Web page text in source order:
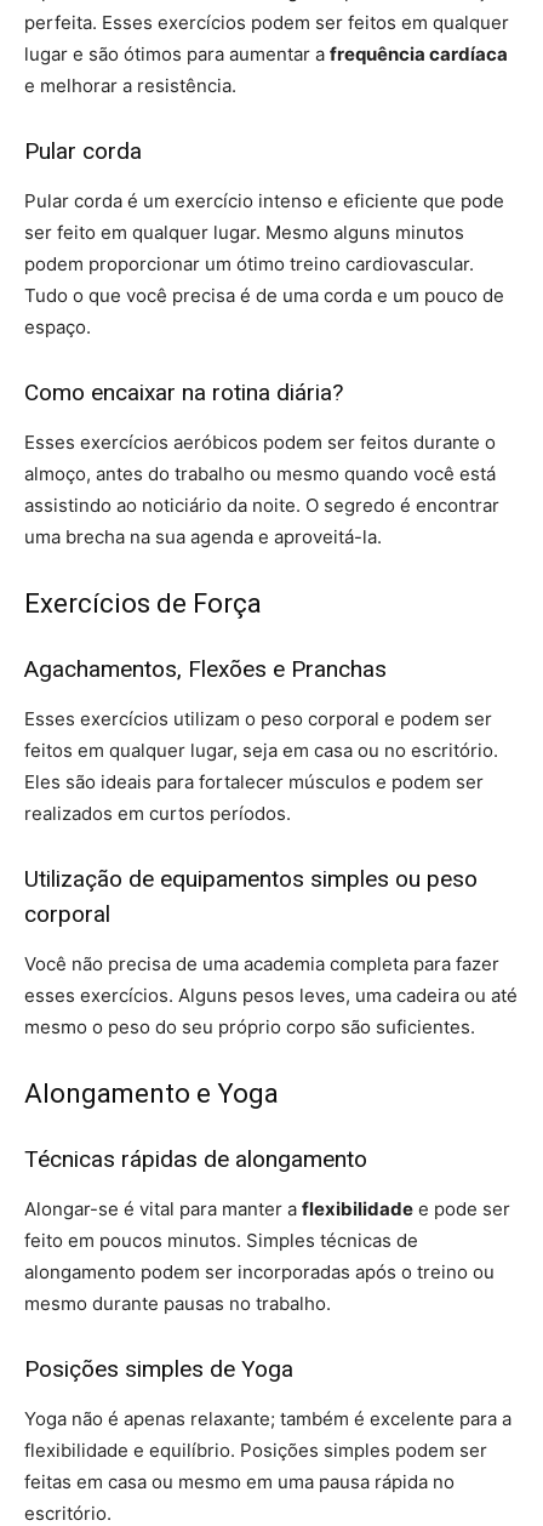
perfeita. Esses exercícios podem ser feitos em qualquer
lugar e são ótimos para aumentar a frequência cardíaca
e melhorar a resistência.
Pular corda
Pular corda é um exercício intenso e eficiente que pode
ser feito em qualquer lugar. Mesmo alguns minutos
podem proporcionar um ótimo treino cardiovascular.
Tudo o que você precisa é de uma corda e um pouco de
espaço.
Como encaixar na rotina diária?
Esses exercícios aeróbicos podem ser feitos durante o
almoço, antes do trabalho ou mesmo quando você está
assistindo ao noticiário da noite. O segredo é encontrar
uma brecha na sua agenda e aproveitá-la.
Exercícios de Força
Agachamentos, Flexões e Pranchas
Esses exercícios utilizam o peso corporal e podem ser
feitos em qualquer lugar, seja em casa ou no escritório.
Eles são ideais para fortalecer músculos e podem ser
realizados em curtos períodos.
Utilização de equipamentos simples ou peso
corporal
Você não precisa de uma academia completa para fazer
esses exercícios. Alguns pesos leves, uma cadeira ou até
mesmo o peso do seu próprio corpo são suficientes.
Alongamento e Yoga
Técnicas rápidas de alongamento
Alongar-se é vital para manter a flexibilidade e pode ser
feito em poucos minutos. Simples técnicas de
alongamento podem ser incorporadas após o treino ou
mesmo durante pausas no trabalho.
Posições simples de Yoga
Yoga não é apenas relaxante; também é excelente para a
flexibilidade e equilíbrio. Posições simples podem ser
feitas em casa ou mesmo em uma pausa rápida no
escritório.